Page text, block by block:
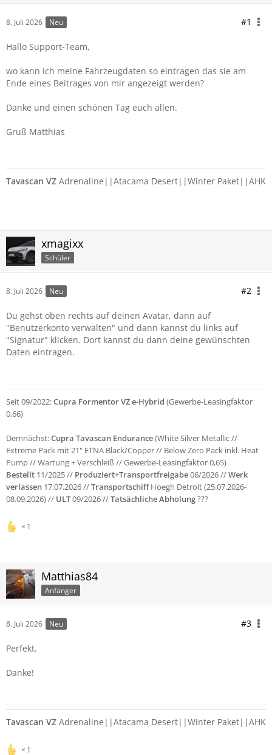
8. Juli 2026 Neu #1
Hallo Support-Team,
wo kann ich meine Fahrzeugdaten so eintragen das sie am
Ende eines Beitrages von mir angezeigt werden?
Danke und einen schönen Tag euch allen.
Gruß Matthias
Tavascan VZ Adrenaline||Atacama Desert||Winter Paket||AHK
xmagixx
Schüler
8. Juli 2026 Neu #2
Du gehst oben rechts auf deinen Avatar, dann auf
"Benutzerkonto verwalten" und dann kannst du links auf
"Signatur" klicken. Dort kannst du dann deine gewünschten
Daten eintragen.
Seit 09/2022:Cupra Formentor VZ e-Hybrid (Gewerbe-Leasingfaktor
0,66)
Demnächst:Cupra Tavascan Endurance(White Silver Metallic //
Extreme Pack mit 21" ETNA Black/Copper // Below Zero Pack inkl. Heat
Pump // Wartung + Verschleiß // Gewerbe-Leasingfaktor 0,65)
Bestellt 11/2025 // Produziert+Transportfreigabe06/2026 //Werk
verlassen 17.07.2026 //TransportschiffHoegh Detroit (25.07.2026-
08.09.2026) // ULT09/2026 //Tatsächliche Abholung???
1
Matthias84
Anfänger
8. Juli 2026 Neu #3
Perfekt.
Danke!
Tavascan VZ Adrenaline||Atacama Desert||Winter Paket||AHK
1